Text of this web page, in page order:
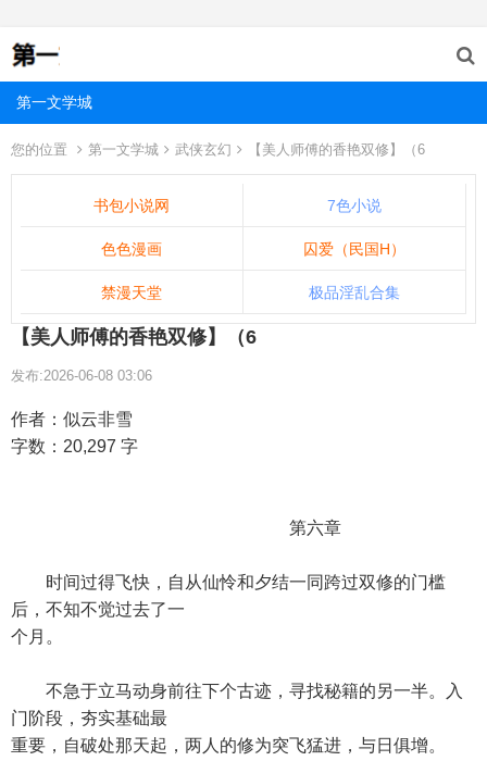
第一文学城
您的位置 第一文学城 武侠玄幻 【美人师傅的香艳双修】（6
书包小说网 7色小说
色色漫画 囚爱（民国H）
禁漫天堂 极品淫乱合集
【美人师傅的香艳双修】（6
发布:2026-06-08 03:06
作者：似云非雪
字数：20,297 字
第六章
时间过得飞快，自从仙怜和夕结一同跨过双修的门槛
后，不知不觉过去了一
个月。
不急于立马动身前往下个古迹，寻找秘籍的另一半。入
门阶段，夯实基础最
重要，自破处那天起，两人的修为突飞猛进，与日俱增。